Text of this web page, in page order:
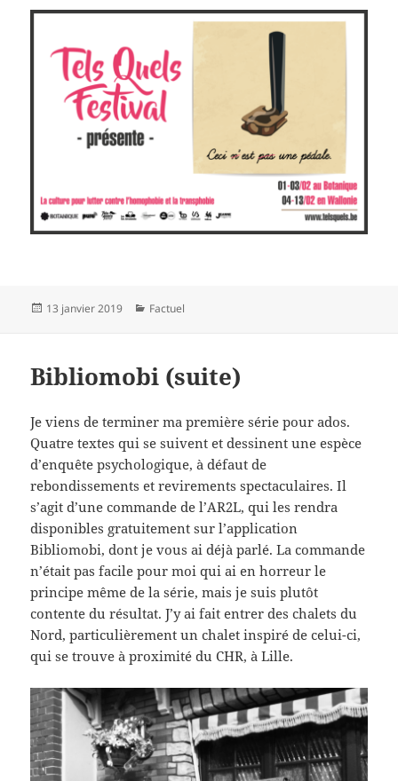
Publié
13 janvier 2019 Catégories
Factuel
Bibliomobi (suite)
Je viens de terminer ma première série pour ados.
Quatre textes qui se suivent et dessinent une espèce
d’enquête psychologique, à défaut de
rebondissements et revirements spectaculaires. Il
s’agit d’une commande de l’AR2L, qui les rendra
disponibles gratuitement sur l’application
Bibliomobi, dont je vous ai déjà parlé. La commande
n’était pas facile pour moi qui ai en horreur le
principe même de la série, mais je suis plutôt
contente du résultat. J’y ai fait entrer des chalets du
Nord, particulièrement un chalet inspiré de celui-ci,
qui se trouve à proximité du CHR, à Lille.